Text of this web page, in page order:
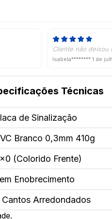
Cliente não deixou
Isabela******** 1 de
Técnicas
de Sinalização
Branco 0,3mm 410g
(Colorido Frente)
Enobrecimento
Cantos Arredondados